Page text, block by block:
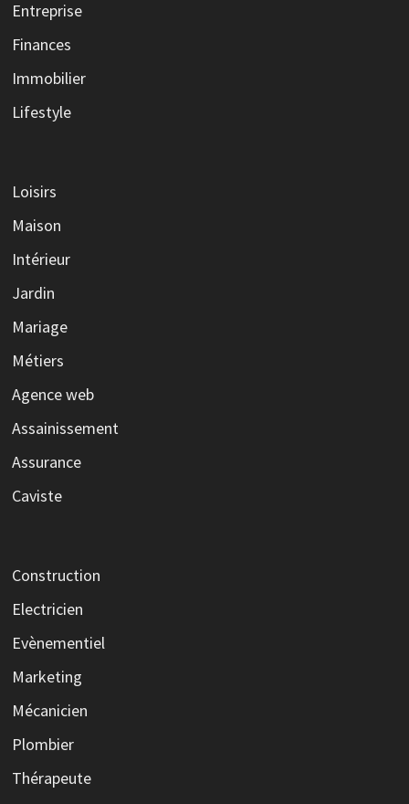
Entreprise
Finances
Immobilier
Lifestyle
Loisirs
Maison
Intérieur
Jardin
Mariage
Métiers
Agence web
Assainissement
Assurance
Caviste
Construction
Electricien
Evènementiel
Marketing
Mécanicien
Plombier
Thérapeute